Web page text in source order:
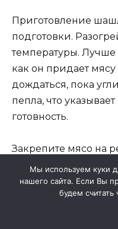
Приготовление
подготовки.
температуры. Лучше
как он придает
дождаться, пока
пепла, что
готовность.
Закрепите мясо на
достаточно
обеспечит
Готовьте шашлык
периодически
Мы используем куки
нашего сайта. Если Вы
будем считать